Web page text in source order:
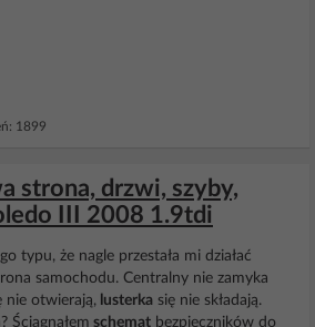
1899
strona, drzwi, szyby,
III 2008 1.9tdi
typu, że nagle przestała mi działać
samochodu. Centralny nie zamyka
nie otwierają, lusterka się nie składają.
Ściągnąłem schemat bezpieczników do